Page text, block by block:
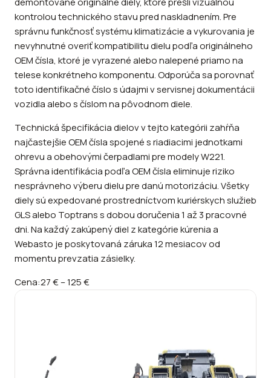
kontrolou technického stavu pred naskladnením. Pre
správnu funkčnosť systému klimatizácie a vykurovania je
nevyhnutné overiť kompatibilitu dielu podľa originálneho
OEM čísla, ktoré je vyrazené alebo nalepené priamo na
telese konkrétneho komponentu. Odporúča sa porovnať
toto identifikačné číslo s údajmi v servisnej dokumentácii
vozidla alebo s číslom na pôvodnom diele.
Technická špecifikácia dielov v tejto kategórii zahŕňa
najčastejšie OEM čísla spojené s riadiacimi jednotkami
ohrevu a obehovými čerpadlami pre modely W221.
Správna identifikácia podľa OEM čísla eliminuje riziko
nesprávneho výberu dielu pre danú motorizáciu. Všetky
diely sú expedované prostredníctvom kuriérskych služieb
GLS alebo Toptrans s dobou doručenia 1 až 3 pracovné
dni. Na každý zakúpený diel z kategórie kúrenia a
Webasto je poskytovaná záruka 12 mesiacov od
momentu prevzatia zásielky.
Cena:27 €–125 €